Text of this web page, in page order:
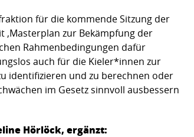
für die kommende Sitzung der
‚Masterplan zur Bekämpfung der
Rahmenbedingungen dafür
auch für die Kieler*innen zur
identifizieren und zu berechnen oder
im Gesetz sinnvoll ausbessern
Hörlöck, ergänzt: